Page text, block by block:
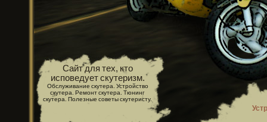
Сайт для тех, кто
исповедует скутеризм.
Обслуживание скутера. Устройство
скутера. Ремонт скутера. Тюнинг
скутера. Полезные советы скутеристу.